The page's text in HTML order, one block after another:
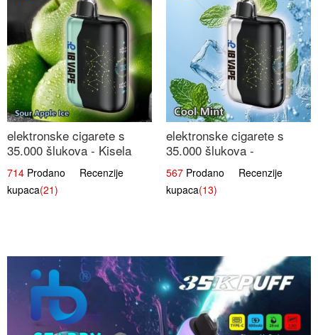
elektronske cigarete s
35.000 šlukova - Kisela
Jabuka Led | Osježavajući
Kiselo-Slatki Okus
714 Prodano Recenzije
kupaca(21)
elektronske cigarete s
35.000 šlukova -
Osježavajući Mentol |
Čista i Svježa Okus
567 Prodano Recenzije
kupaca(13)